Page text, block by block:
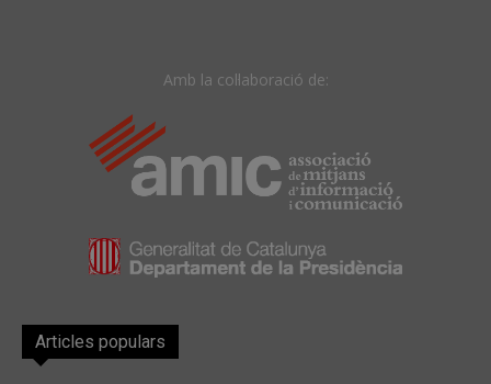
Amb la col·laboració de:
Articles populars